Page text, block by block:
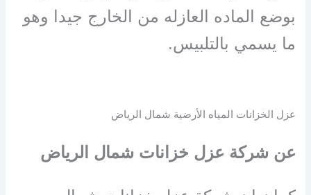
بوضع الماده العازله من الخارج جيدا وهو
ما يسمي بالتلبيس.
عزل الخزانات المياه الأرضية شمال الرياض
عن شركة عزل خزانات شمال الرياض